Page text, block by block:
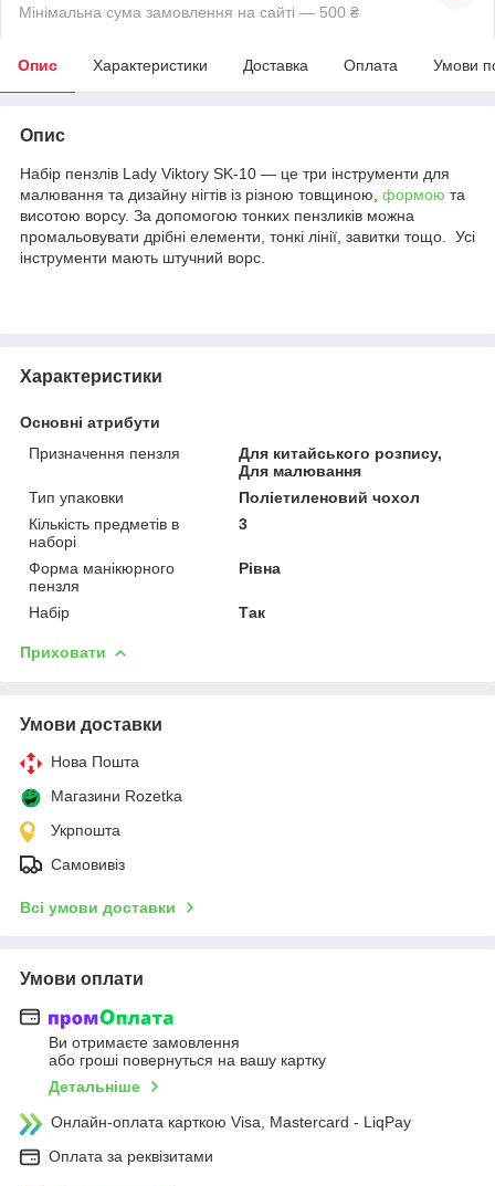
Мінімальна сума замовлення на сайті — 500 ₴
Опис Характеристики Доставка Оплата Умови
Опис
Набір пензлів Lady Viktory SK-10 — це три інструменти для
малювання та дизайну нігтів із різною товщиною, формою та
висотою ворсу. За допомогою тонких пензликів можна
промальовувати дрібні елементи, тонкі лінії, завитки тощо. Усі
інструменти мають штучний ворс.
Характеристики
Основні атрибути
Призначення пензля
Для китайського розпису,
Для малювання
Тип упаковки
Поліетиленовий чохол
Кількість предметів в
наборі
3
Форма манікюрного
пензля
Рівна
Набір Так
Приховати
Умови доставки
Нова Пошта
Магазини Rozetka
Укрпошта
Самовивіз
Всі умови доставки
Умови оплати
Ви отримаєте замовлення
або гроші повернуться на вашу картку
Детальніше
Онлайн-оплата карткою Visa, Mastercard - LiqPay
Оплата за реквізитами